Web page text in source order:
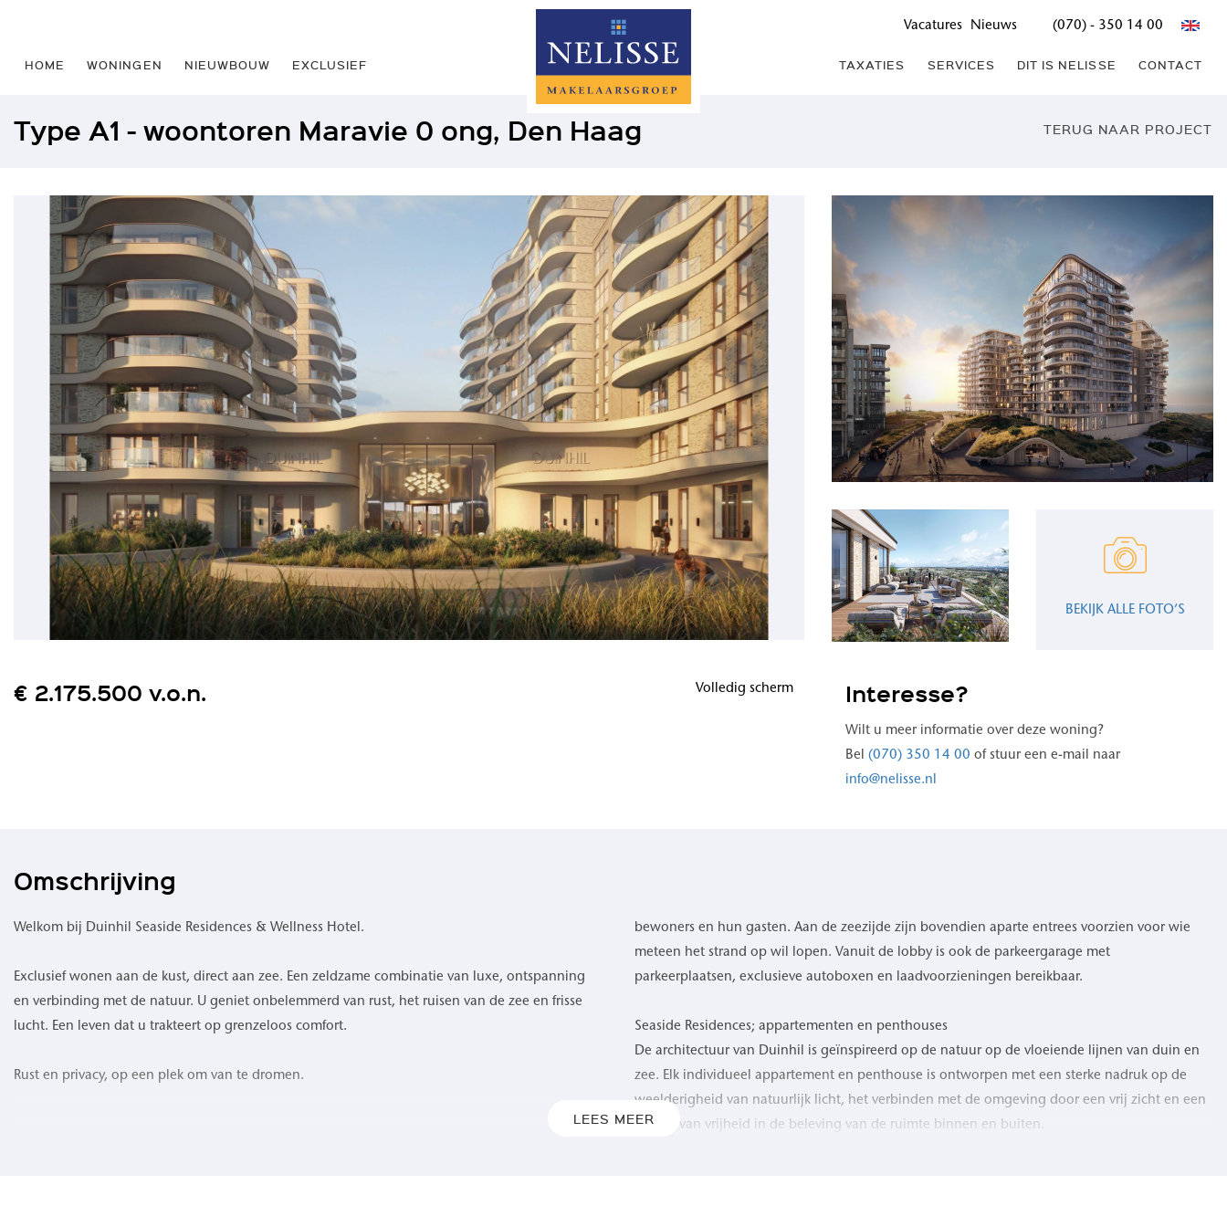
HOME WONINGEN NIEUWBOUW EXCLUSIEF
Vacatures Nieuws (070) - 350 14 00
TAXATIES SERVICES DIT IS NELISSE CONTACT
Type A1 - woontoren Maravie 0 ong, Den Haag TERUG NAAR PROJECT
€ 2.175.500 v.o.n. Volledig scherm
BEKIJK ALLE FOTO’S
Interesse?
Wilt u meer informatie over deze woning?
Bel (070) 350 14 00 of stuur een e-mail naar
info@nelisse.nl
Omschrijving
Welkom bij Duinhil Seaside Residences & Wellness Hotel.
Exclusief wonen aan de kust, direct aan zee. Een zeldzame combinatie van luxe, ontspanning
en verbinding met de natuur. U geniet onbelemmerd van rust, het ruisen van de zee en frisse
lucht. Een leven dat u trakteert op grenzeloos comfort.
Rust en privacy, op een plek om van te dromen.
bewoners en hun gasten. Aan de zeezijde zijn bovendien aparte entrees voorzien voor wie
meteen het strand op wil lopen. Vanuit de lobby is ook de parkeergarage met
parkeerplaatsen, exclusieve autoboxen en laadvoorzieningen bereikbaar.
Seaside Residences; appartementen en penthouses
De architectuur van Duinhil is geïnspireerd op de natuur op de vloeiende lijnen van duin en
zee. Elk individueel appartement en penthouse is ontworpen met een sterke nadruk op de
weelderigheid van natuurlijk licht, het verbinden met de omgeving door een vrij zicht en een
gevoel van vrijheid in de beleving van de ruimte binnen en buiten.
LEES MEER